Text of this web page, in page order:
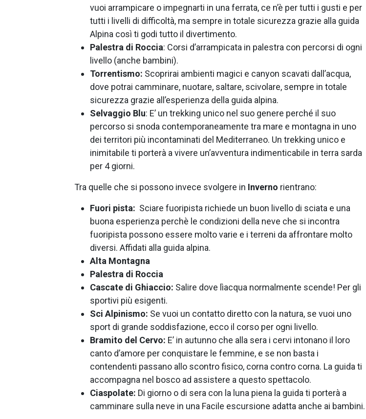
vuoi arrampicare o impegnarti in una ferrata, ce n’è per tutti i gusti e per
tutti i livelli di difficoltà, ma sempre in totale sicurezza grazie alla guida
Alpina così ti godi tutto il divertimento.
Palestra di Roccia: Corsi d’arrampicata in palestra con percorsi di ogni
livello (anche bambini).
Torrentismo: Scoprirai ambienti magici e canyon scavati dall’acqua,
dove potrai camminare, nuotare, saltare, scivolare, sempre in totale
sicurezza grazie all’esperienza della guida alpina.
Selvaggio Blu: E’ un trekking unico nel suo genere perché il suo
percorso si snoda contemporaneamente tra mare e montagna in uno
dei territori più incontaminati del Mediterraneo. Un trekking unico e
inimitabile ti porterà a vivere un’avventura indimenticabile in terra sarda
per 4 giorni.
Tra quelle che si possono invece svolgere in Inverno rientrano:
Fuori pista: Sciare fuoripista richiede un buon livello di sciata e una
buona esperienza perchè le condizioni della neve che si incontra
fuoripista possono essere molto varie e i terreni da affrontare molto
diversi. Affidati alla guida alpina.
Alta Montagna
Palestra di Roccia
Cascate di Ghiaccio: Salire dove lìacqua normalmente scende! Per gli
sportivi più esigenti.
Sci Alpinismo: Se vuoi un contatto diretto con la natura, se vuoi uno
sport di grande soddisfazione, ecco il corso per ogni livello.
Bramito del Cervo: E’ in autunno che alla sera i cervi intonano il loro
canto d’amore per conquistare le femmine, e se non basta i
contendenti passano allo scontro fisico, corna contro corna. La guida ti
accompagna nel bosco ad assistere a questo spettacolo.
Ciaspolate: Di giorno o di sera con la luna piena la guida ti porterà a
camminare sulla neve in una Facile escursione adatta anche ai bambini.